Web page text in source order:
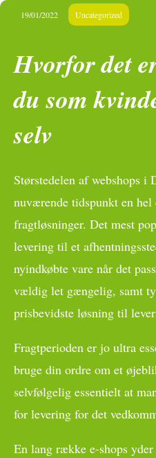
19/01/2022 Uncategorized
Hvorfor det
du som
selv
Størstedelen af webshops i
nuværende tidspunkt en
fragtløsninger. Det mest
levering til et
nyindkøbte vare når det
vældig let gængelig, samt
prisbevidste løsning til
Fragtperioden er jo ultra
bruge din ordre om et
selvfølgelig essentielt at
for levering for det
En lang række e-shops